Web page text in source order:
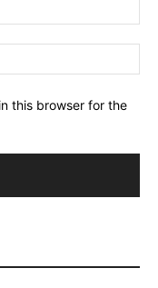
this browser for the